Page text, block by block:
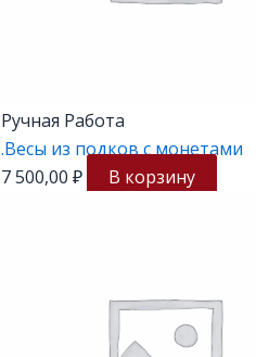
Ручная Работа
.Весы из подков с монетами
7 500,00 ₽ В корзину